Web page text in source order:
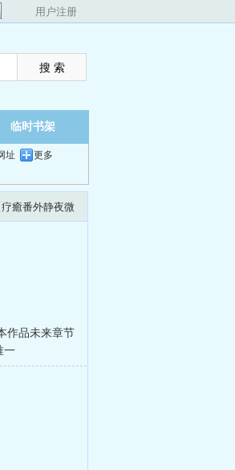
用户注册
临时书架
址 更多
癒番外静夜微
作品未来章节
一